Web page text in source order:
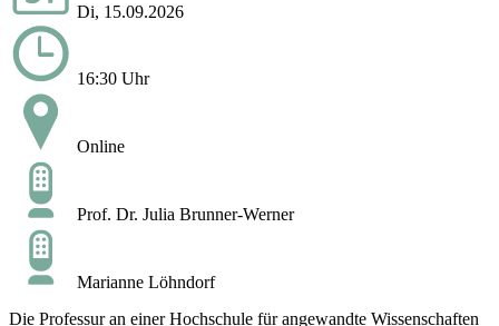
Di, 15.09.2026
16:30 Uhr
Online
Prof. Dr. Julia Brunner-Werner
Marianne Löhndorf
Die Professur an einer Hochschule für angewandte Wissenschaften